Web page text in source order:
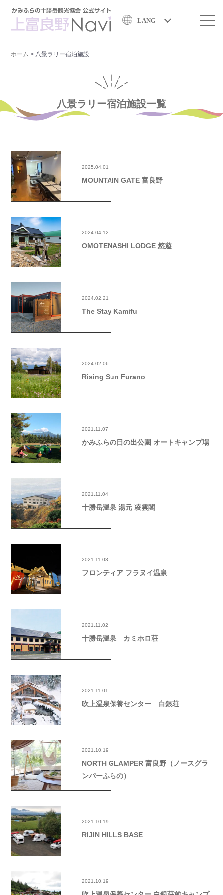
LANG
ホーム > 八景ラリー宿泊施設
八景ラリー宿泊施設一覧
2025.04.01
MOUNTAIN GATE 富良野
2024.04.12
OMOTENASHI LODGE 悠遊
2024.02.21
The Stay Kamifu
2024.02.06
Rising Sun Furano
2021.11.07
かみふらの日の出公園 オートキャンプ場
2021.11.04
十勝岳温泉 湯元 凌雲閣
2021.11.03
フロンティア フラヌイ温泉
2021.11.02
十勝岳温泉 カミホロ荘
2021.11.01
吹上温泉保養センター 白銀荘
2021.10.19
NORTH GLAMPER 富良野（ノースグラ
ンパーふらの）
2021.10.19
RIJIN HILLS BASE
2021.10.19